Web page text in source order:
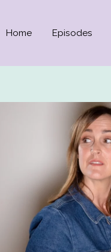
Home Episodes